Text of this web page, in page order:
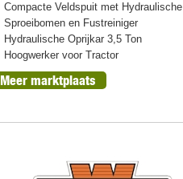
Compacte Veldspuit met Hydraulische
Sproeibomen en Fustreiniger
Hydraulische Oprijkar 3,5 Ton
Hoogwerker voor Tractor
Meer marktplaats